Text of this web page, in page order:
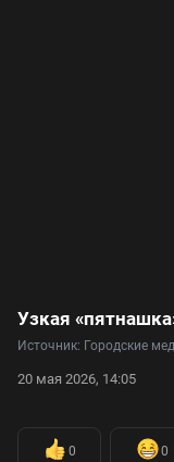
Источник: Городские
20 мая 2026, 14:05
0 0